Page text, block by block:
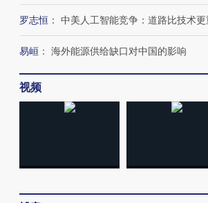
｜HYROX的吸金
：是什么让中产们甘
粒摇头丸 尿检体内含3种
广】走进第四届链博
罗志恒 ： 中美人工智能竞争：道路比技术
易峘 ： 海外能源供给缺口对中国的影响
视频